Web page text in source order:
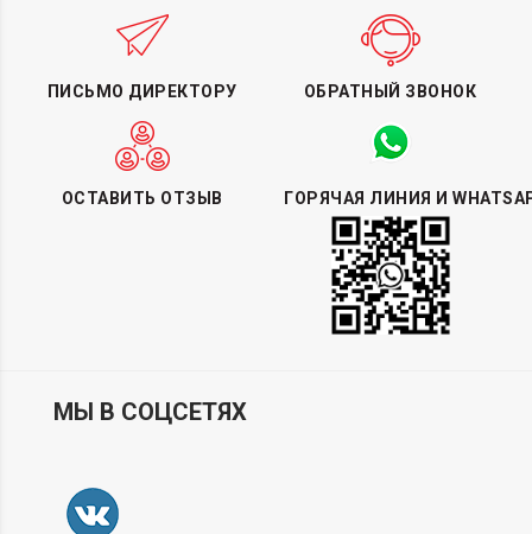
ПИСЬМО ДИРЕКТОРУ ОБРАТНЫЙ ЗВОНОК
ОСТАВИТЬ ОТЗЫВ ГОРЯЧАЯ ЛИНИЯ И
МЫ В СОЦСЕТЯХ